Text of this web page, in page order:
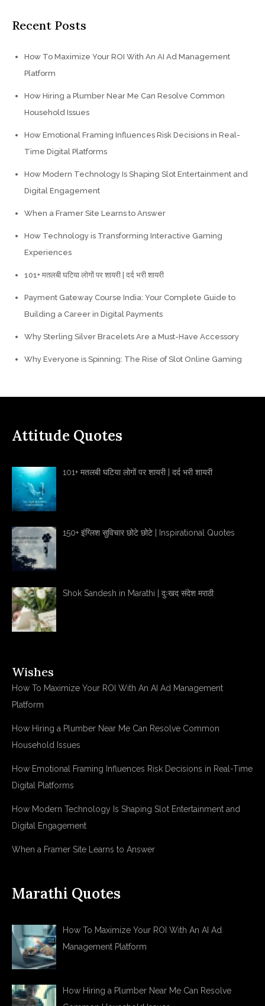
Recent Posts
How To Maximize Your ROI With An AI Ad Management
Platform
How Hiring a Plumber Near Me Can Resolve Common
Household Issues
How Emotional Framing Influences Risk Decisions in Real-
Time Digital Platforms
How Modern Technology Is Shaping Slot Entertainment and
Digital Engagement
When a Framer Site Learns to Answer
How Technology is Transforming Interactive Gaming
Experiences
101+ मतलबी घटिया लोगों पर शायरी | दर्द भरी शायरी
Payment Gateway Course India: Your Complete Guide to
Building a Career in Digital Payments
Why Sterling Silver Bracelets Are a Must-Have Accessory
Why Everyone is Spinning: The Rise of Slot Online Gaming
Attitude Quotes
101+ मतलबी घटिया लोगों पर शायरी | दर्द भरी शायरी
150+ इंग्लिश सुविचार छोटे छोटे | Inspirational Quotes
Shok Sandesh in Marathi | दुःखद संदेश मराठी
Wishes
How To Maximize Your ROI With An AI Ad Management
Platform
How Hiring a Plumber Near Me Can Resolve Common
Household Issues
How Emotional Framing Influences Risk Decisions in Real-Time
Digital Platforms
How Modern Technology Is Shaping Slot Entertainment and
Digital Engagement
When a Framer Site Learns to Answer
Marathi Quotes
How To Maximize Your ROI With An AI Ad
Management Platform
How Hiring a Plumber Near Me Can Resolve